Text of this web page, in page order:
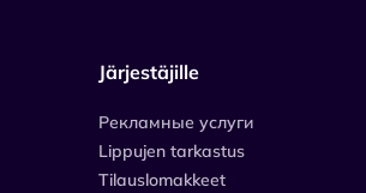
Järjestäjille
Рекламные услуги
Lippujen tarkastus
Tilauslomakkeet